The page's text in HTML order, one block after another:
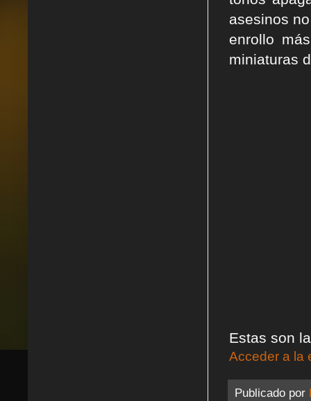
asesinos
enrollo
miniaturas
Estas son
Acceder a la
Publicado por